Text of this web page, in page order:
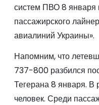
систем ПВО 8 января
пассажирского
авиалиний Украины».
Напомним, что
737-800 разбился
Тегерана 8 января. В
человек. Среди